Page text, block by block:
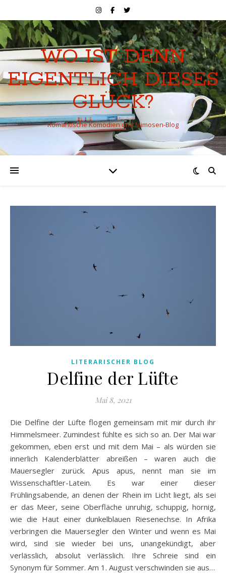
WO IST DENN
EIGENTLICH DIESES
GLÜCK?
Romantische Komödien und Mimosen-Blog
LITERARISCHER BLOG
Delfine der Lüfte
Mai 8, 2021
Die Delfine der Lüfte flogen gemeinsam mit mir durch ihr
Himmelsmeer. Zumindest fühlte es sich so an. Der Mai war
gekommen, eben erst und mit dem Mai – als würden sie
innerlich Kalenderblätter abreißen – waren auch die
Mauersegler zurück. Apus apus, nennt man sie im
Wissenschaftler-Latein. Es war einer dieser
Frühlingsabende, an denen der Rhein im Licht liegt, als sei
er das Meer, seine Oberfläche unruhig, schuppig, hornig,
wie die Haut einer dunkelblauen Riesenechse. In Afrika
verbringen die Mauersegler den Winter und wenn es Mai
wird, sind sie wieder bei uns, unangekündigt, aber
verlässlich, absolut verlässlich. Ihre Schreie sind ein
Synonym für Sommer. Am 1. August verschwinden sie aus…